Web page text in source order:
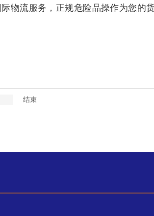
物流服务，正规危险品操作为您的
结束